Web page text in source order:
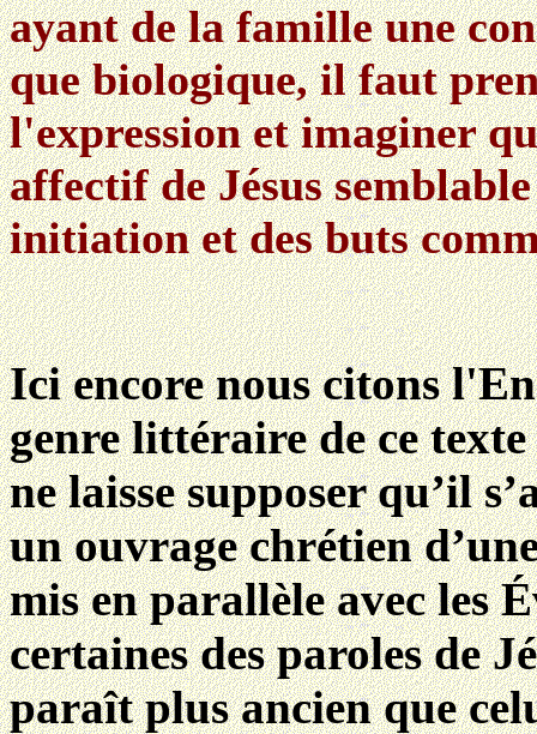
ayant de la famille une
que biologique, il faut
l'expression et imaginer
affectif de Jésus
initiation et des buts
Ici encore nous citons
genre littéraire de ce
ne laisse supposer qu’il
un ouvrage chrétien
mis en parallèle avec les
certaines des paroles de
paraît plus ancien que